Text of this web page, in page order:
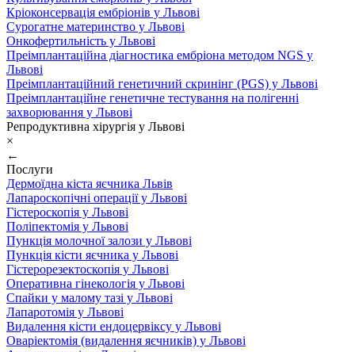
Кріоконсервація ембріонів у Львові
Сурогатне материнство у Львові
Онкофертильність у Львові
Преімплантаційна діагностика ембріона методом NGS у
Львові
Преімплантаційний генетичний скринінг (PGS) у Львові
Преімплантаційне генетичне тестування на полігенні
захворювання у Львові
Репродуктивна хірургія у Львові
×
←
Послуги
Дермоїдна кіста яєчника Львів
Лапароскопічні операції у Львові
Гістероскопія у Львові
Поліпектомія у Львові
Пункція молочної залози у Львові
Пункція кісти яєчника у Львові
Гістерорезектоскопія у Львові
Оперативна гінекологія у Львові
Спайки у малому тазі у Львові
Лапаротомія у Львові
Видалення кісти ендоцервіксу у Львові
Оваріектомія (видалення яєчників) у Львові